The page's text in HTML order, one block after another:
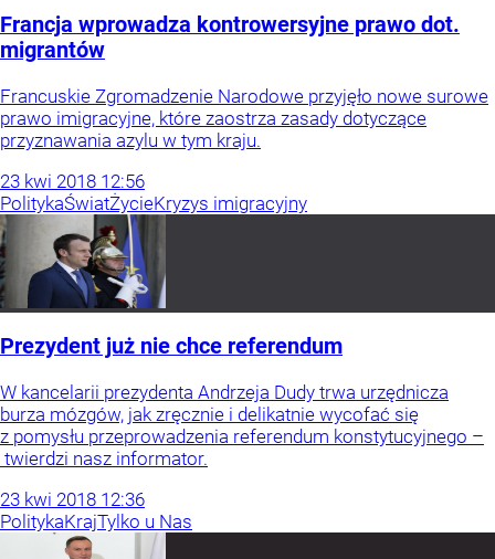
Francja wprowadza kontrowersyjne prawo dot.
migrantów
Francuskie Zgromadzenie Narodowe przyjęło nowe surowe
prawo imigracyjne, które zaostrza zasady dotyczące
przyznawania azylu w tym kraju.
23 kwi 2018 12:56
PolitykaŚwiatŻycieKryzys imigracyjny
Prezydent już nie chce referendum
W kancelarii prezydenta Andrzeja Dudy trwa urzędnicza
burza mózgów, jak zręcznie i delikatnie wycofać się
z pomysłu przeprowadzenia referendum konstytucyjnego –
twierdzi nasz informator.
23 kwi 2018 12:36
PolitykaKrajTylko u Nas